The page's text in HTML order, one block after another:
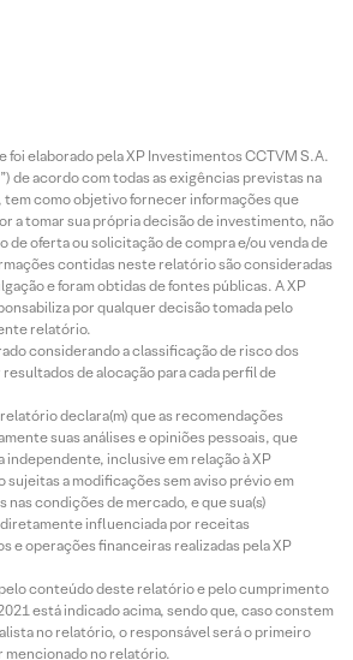
foi elaborado pela XP Investimentos CCTVM S.A.
de acordo com todas as exigências previstas na
tem como objetivo fornecer informações que
a tomar sua própria decisão de investimento, não
oferta ou solicitação de compra e/ou venda de
contidas neste relatório são consideradas
e foram obtidas de fontes públicas. A XP
por qualquer decisão tomada pelo
relatório.
considerando a classificação de risco dos
de alocação para cada perfil de
declara(m) que as recomendações
suas análises e opiniões pessoais, que
independente, inclusive em relação à XP
sujeitas a modificações sem aviso prévio em
condições de mercado, e que sua(s)
influenciada por receitas
e operações financeiras realizadas pela XP
conteúdo deste relatório e pelo cumprimento
está indicado acima, sendo que, caso constem
no relatório, o responsável será o primeiro
mencionado no relatório.